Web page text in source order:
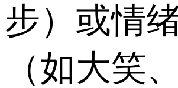
步）或情
（如大笑